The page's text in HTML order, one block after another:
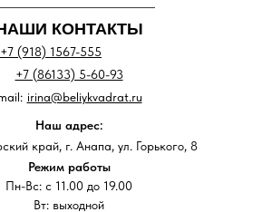
КОНТАКТЫ
+7 (918) 1567-555
+7 (86133) 5-60-93
Наш адрес:
край, г. Анапа, ул. Горького, 8
Режим работы
Пн-Вс: с 11.00 до 19.00
Вт: выходной
irina@beliykvadrat.ru